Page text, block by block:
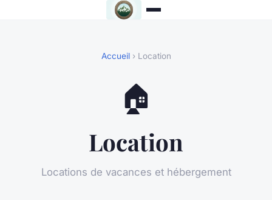
Accueil› Location
🏠
Location
Locations de vacances et hébergement